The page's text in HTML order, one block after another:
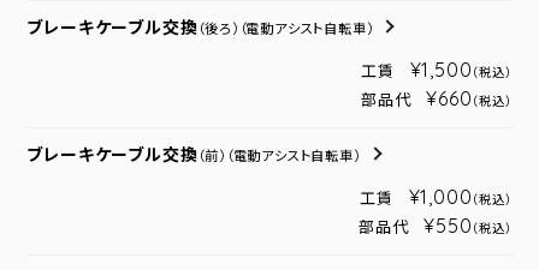
ブレーキケーブル交換 （後ろ） （電動アシスト自転車）
工賃 ¥1,500 （税込）
部品代 ¥660 （税込）
ブレーキケーブル交換 （前） （電動アシスト自転車）
工賃 ¥1,000 （税込）
部品代 ¥550 （税込）